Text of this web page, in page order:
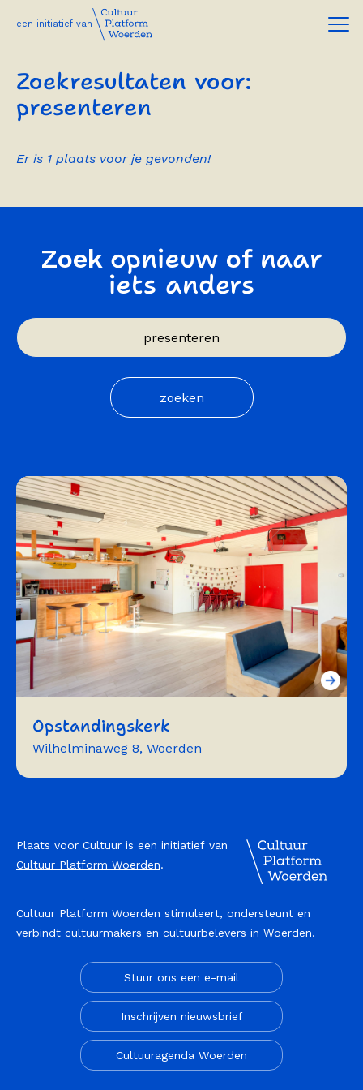
een initiatief van
Zoekresultaten voor:
presenteren
Er is 1 plaats voor je gevonden!
Zoek opnieuwof naar
iets anders
Opstandingskerk
Wilhelminaweg 8, Woerden
Plaats voor Cultuur is een initiatief van
Cultuur Platform Woerden.
Cultuur Platform Woerden stimuleert, ondersteunt en
verbindt cultuurmakers en cultuurbelevers in Woerden.
Stuur ons een e-mail
Inschrijven nieuwsbrief
Cultuuragenda Woerden